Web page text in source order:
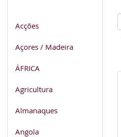
Acções
Açores / Madeira
ÁFRICA
Agricultura
Almanaques
Angola